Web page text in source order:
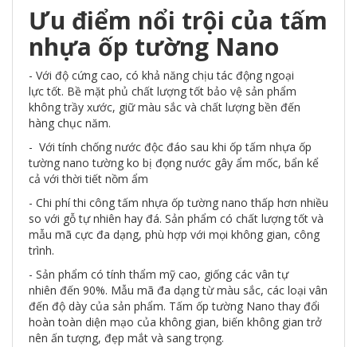
Ưu điểm nổi trội của tấm
nhựa ốp tường Nano
- Với độ cứng cao, có khả năng chịu tác động ngoại
lực tốt. Bề mặt phủ chất lượng tốt bảo vệ sản phẩm
không trầy xước, giữ màu sắc và chất lượng bền đến
hàng chục năm.
- Với tính chống nước độc đáo sau khi ốp tấm nhựa ốp
tường nano tường ko bị đọng nước gây ẩm mốc, bẩn kể
cả với thời tiết nồm ẩm
- Chi phí thi công tấm nhựa ốp tường nano thấp hơn nhiều
so với gỗ tự nhiên hay đá. Sản phẩm có chất lượng tốt và
mẫu mã cực đa dạng, phù hợp với mọi không gian, công
trình.
- Sản phẩm có tính thẩm mỹ cao, giống các vân tự
nhiên đến 90%. Mẫu mã đa dạng từ màu sắc, các loại vân
đến độ dày của sản phẩm. Tấm ốp tường Nano thay đổi
hoàn toàn diện mạo của không gian, biến không gian trở
nên ấn tượng, đẹp mắt và sang trọng.